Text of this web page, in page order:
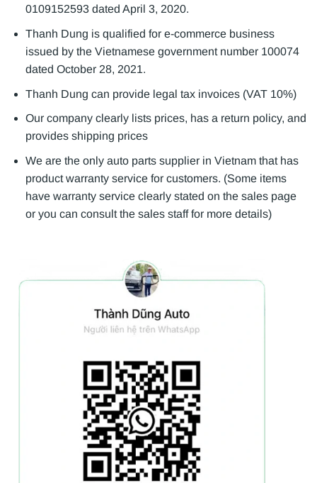
0109152593 dated April 3, 2020.
Thanh Dung is qualified for e-commerce business
issued by the Vietnamese government number 100074
dated October 28, 2021.
Thanh Dung can provide legal tax invoices (VAT 10%)
Our company clearly lists prices, has a return policy, and
provides shipping prices
We are the only auto parts supplier in Vietnam that has
product warranty service for customers. (Some items
have warranty service clearly stated on the sales page
or you can consult the sales staff for more details)